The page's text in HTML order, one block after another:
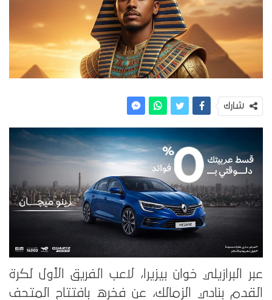
شارك
عبر البرازيلي خوان بيزيرا، لاعب الفريق الأول لكرة
القدم بنادي الزمالك، عن فخره بافتتاح المتحف